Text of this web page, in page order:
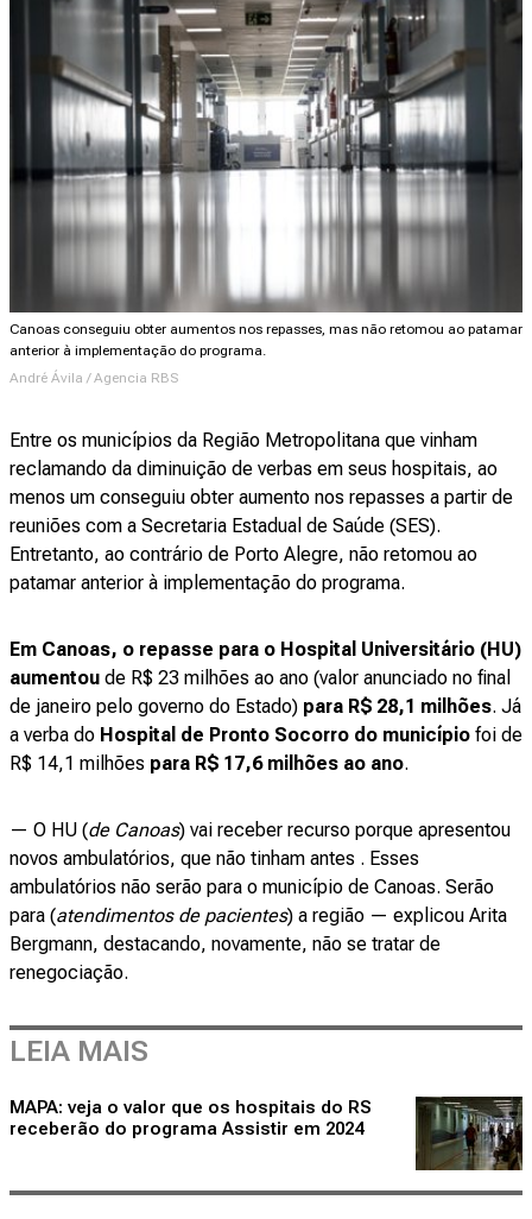
Canoas conseguiu obter aumentos nos repasses, mas não retomou ao patamar
anterior à implementação do programa.
André Ávila / Agencia RBS
Entre os municípios da Região Metropolitana que vinham
reclamando da diminuição de verbas em seus hospitais, ao
menos um conseguiu obter aumento nos repasses a partir de
reuniões com a Secretaria Estadual de Saúde (SES).
Entretanto, ao contrário de Porto Alegre, não retomou ao
patamar anterior à implementação do programa.
Em Canoas, o repasse para o Hospital Universitário (HU)
aumentou de R$ 23 milhões ao ano (valor anunciado no final
de janeiro pelo governo do Estado) para R$ 28,1 milhões. Já
a verba do Hospital de Pronto Socorro do município foi de
R$ 14,1 milhões para R$ 17,6 milhões ao ano.
— O HU (de Canoas) vai receber recurso porque apresentou
novos ambulatórios, que não tinham antes . Esses
ambulatórios não serão para o município de Canoas. Serão
para (atendimentos de pacientes) a região — explicou Arita
Bergmann, destacando, novamente, não se tratar de
renegociação.
LEIA MAIS
MAPA: veja o valor que os hospitais do RS
receberão do programa Assistir em 2024